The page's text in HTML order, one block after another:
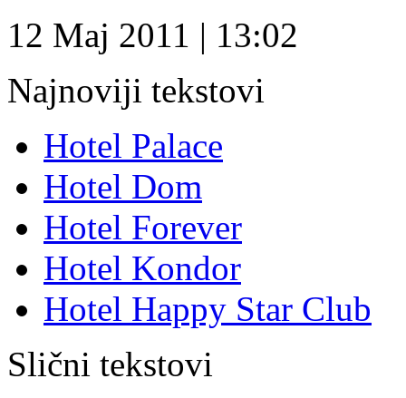
12 Maj 2011 | 13:02
Najnoviji tekstovi
Hotel Palace
Hotel Dom
Hotel Forever
Hotel Kondor
Hotel Happy Star Club
Slični tekstovi